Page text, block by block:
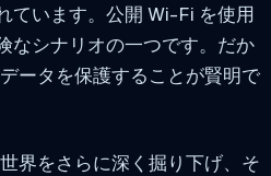
ています。公開 Wi-Fi を使用
なシナリオの一つです。だか
ータを保護することが賢明で
界をさらに深く掘り下げ、そ